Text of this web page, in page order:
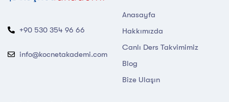
+90 530 354 96 66
info@kocnetakademi.com
Anasayfa
Hakkımızda
Canlı Ders Takvimimiz
Blog
Bize Ulaşın